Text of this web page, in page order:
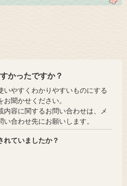
かったですか？
やすくわかりやすいものにする
聞かせください。
容に関するお問い合わせは、メ
合わせ先にお願いします。
れていましたか？